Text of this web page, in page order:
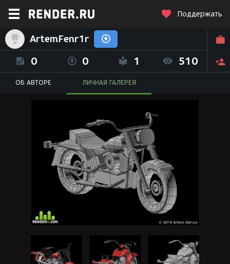
Поддержать
ArtemFenr1r
0 0 1 510
ОБ АВТОРЕ ЛИЧНАЯ ГАЛЕРЕЯ